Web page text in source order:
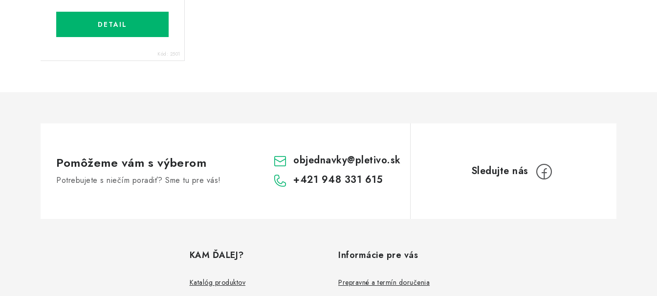
DETAIL
Kód: 2501
Pomôžeme vám s výberom
Potrebujete s niečím poradiť? Sme tu pre vás!
objednavky@pletivo.sk
+421 948 331 615
KAM ĎALEJ?
Katalóg produktov
Informácie pre vás
Prepravné a termín doručenia